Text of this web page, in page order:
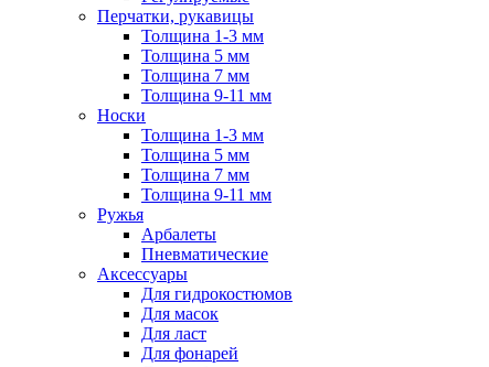
Перчатки, рукавицы
Толщина 1-3 мм
Толщина 5 мм
Толщина 7 мм
Толщина 9-11 мм
Носки
Толщина 1-3 мм
Толщина 5 мм
Толщина 7 мм
Толщина 9-11 мм
Ружья
Арбалеты
Пневматические
Аксессуары
Для гидрокостюмов
Для масок
Для ласт
Для фонарей